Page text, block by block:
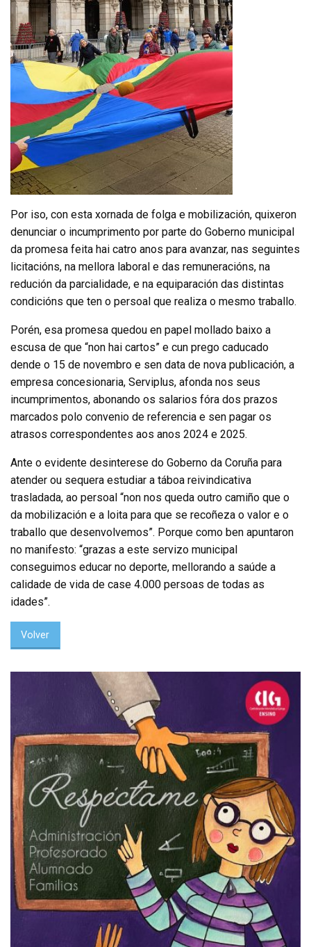
Por iso, con esta xornada de folga e mobilización, quixeron
denunciar o incumprimento por parte do Goberno municipal
da promesa feita hai catro anos para avanzar, nas seguintes
licitacións, na mellora laboral e das remuneracións, na
redución da parcialidade, e na equiparación das distintas
condicións que ten o persoal que realiza o mesmo traballo.
Porén, esa promesa quedou en papel mollado baixo a
escusa de que “non hai cartos” e cun prego caducado
dende o 15 de novembro e sen data de nova publicación, a
empresa concesionaria, Serviplus, afonda nos seus
incumprimentos, abonando os salarios fóra dos prazos
marcados polo convenio de referencia e sen pagar os
atrasos correspondentes aos anos 2024 e 2025.
Ante o evidente desinterese do Goberno da Coruña para
atender ou sequera estudiar a táboa reivindicativa
trasladada, ao persoal “non nos queda outro camiño que o
da mobilización e a loita para que se recoñeza o valor e o
traballo que desenvolvemos”. Porque como ben apuntaron
no manifesto: “grazas a este servizo municipal
conseguimos educar no deporte, mellorando a saúde a
calidade de vida de case 4.000 persoas de todas as
idades”.
Volver